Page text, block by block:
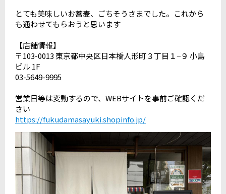
とても美味しいお蕎麦、ごちそうさまでした。これから
も通わせてもらおうと思います
【店舗情報】
〒103-0013 東京都中央区日本橋人形町３丁目１−９ 小島
ビル 1F
03-5649-9995
営業日等は変動するので、WEBサイトを事前ご確認くだ
さい
https://fukudamasayuki.shopinfo.jp/